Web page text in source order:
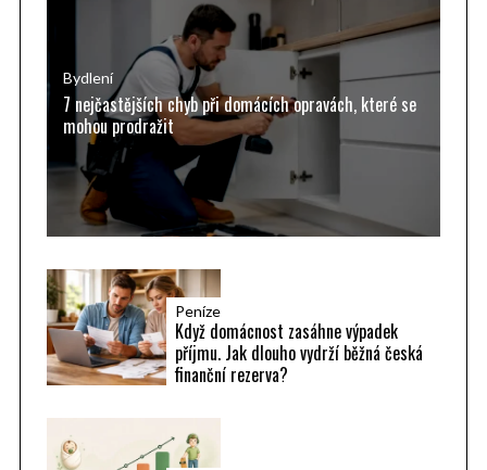
:
Bydlení
7 nejčastějších chyb při domácích opravách, které se
mohou prodražit
Peníze
Když domácnost zasáhne výpadek
příjmu. Jak dlouho vydrží běžná česká
finanční rezerva?